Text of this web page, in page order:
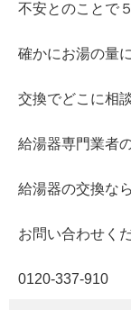
不安とのことで
確かにお湯の量
交換でどこに相
給湯器専門業者
給湯器の交換な
お問い合わせく
0120‐337‐910